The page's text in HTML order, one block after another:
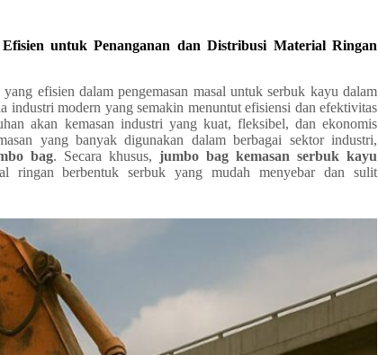
untuk Penanganan dan Distribusi Material Ringan
efisien dalam pengemasan masal untuk serbuk kayu dalam
industri modern yang semakin menuntut efisiensi dan efektivitas
akan kemasan industri yang kuat, fleksibel, dan ekonomis
yang banyak digunakan dalam berbagai sektor industri,
bag. Secara khusus, jumbo bag kemasan serbuk kayu
ringan berbentuk serbuk yang mudah menyebar dan sulit